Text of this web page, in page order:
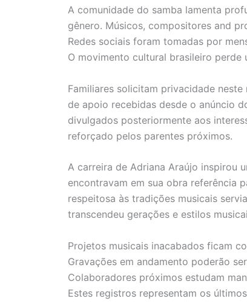
A comunidade do samba lamenta
gênero. Músicos, compositores and
Redes sociais foram tomadas por
O movimento cultural brasileiro perde
Familiares solicitam privacidade
de apoio recebidas desde o anúncio
divulgados posteriormente aos
reforçado pelos parentes próximos.
A carreira de Adriana Araújo inspirou
encontravam em sua obra referência
respeitosa às tradições musicais
transcendeu gerações e estilos
Projetos musicais inacabados ficam
Gravações em andamento poderão
Colaboradores próximos estudam
Estes registros representam os